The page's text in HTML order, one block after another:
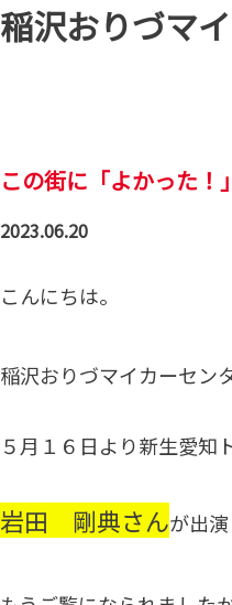
稲沢おりづマ
この街に「よかった！
2023.06.20
こんにちは。
稲沢おりづマイカーセン
５月１６日より新生愛知
岩田 剛典さんが出